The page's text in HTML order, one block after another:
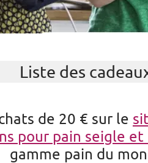
Liste des
de 20 € sur le
pour pain seigle
gamme pain du